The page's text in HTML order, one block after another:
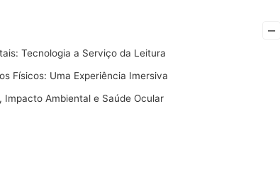
–
Tecnologia a Serviço da Leitura
Físicos: Uma Experiência Imersiva
Ambiental e Saúde Ocular